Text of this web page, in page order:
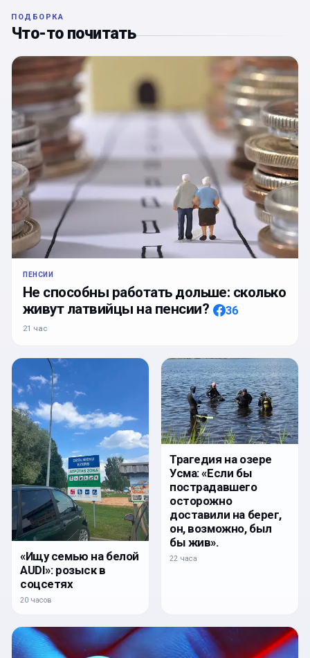
ПОДБОРКА
Что-то почитать
ПЕНСИИ
Не способны работать дольше: сколько
живут латвийцы на пенсии?
36
21 час
«Ищу семью на белой
AUDI»: розыск в
соцсетях
20 часов
Трагедия на озере
Усма: «Если бы
пострадавшего
осторожно
доставили на берег,
он, возможно, был
бы жив».
22 часа